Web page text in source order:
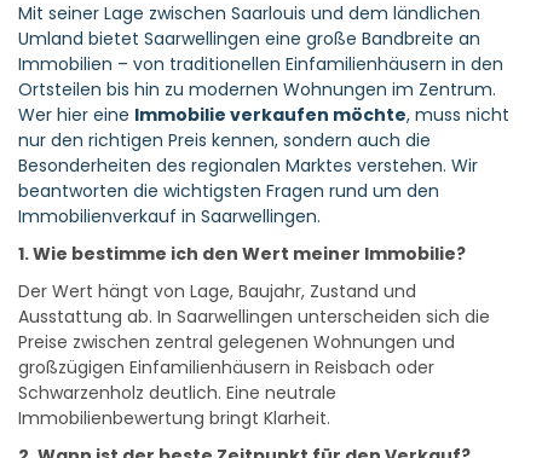
Mit seiner Lage zwischen Saarlouis und dem ländlichen
Umland bietet Saarwellingen eine große Bandbreite an
Immobilien – von traditionellen Einfamilienhäusern in den
Ortsteilen bis hin zu modernen Wohnungen im Zentrum.
Wer hier eine Immobilie verkaufen möchte, muss nicht
nur den richtigen Preis kennen, sondern auch die
Besonderheiten des regionalen Marktes verstehen. Wir
beantworten die wichtigsten Fragen rund um den
Immobilienverkauf in Saarwellingen.
1. Wie bestimme ich den Wert meiner Immobilie?
Der Wert hängt von Lage, Baujahr, Zustand und
Ausstattung ab. In Saarwellingen unterscheiden sich die
Preise zwischen zentral gelegenen Wohnungen und
großzügigen Einfamilienhäusern in Reisbach oder
Schwarzenholz deutlich. Eine neutrale
Immobilienbewertung bringt Klarheit.